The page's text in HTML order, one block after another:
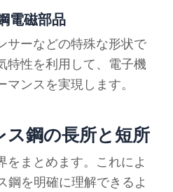
電磁部品
サーなどの特殊な形状で
特性を利用して、電子機
ンスを実現します。
鋼の長所と短所
をまとめます。これによ
鋼を明確に理解できるよ